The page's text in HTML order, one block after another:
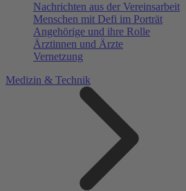
Nachrichten aus der Vereinsarbeit
Menschen mit Defi im Porträt
Angehörige und ihre Rolle
Ärztinnen und Ärzte
Vernetzung
Medizin & Technik